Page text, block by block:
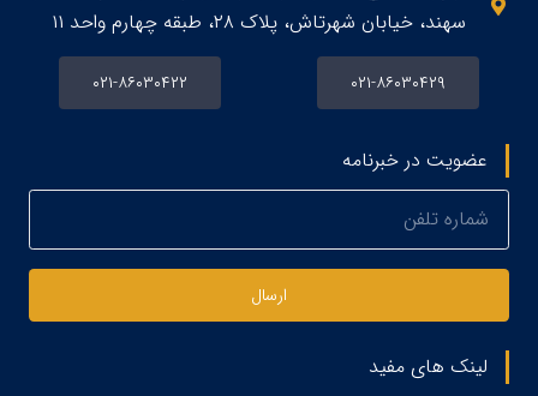
سهند، خیابان شهرتاش، پلاک ۲۸، طبقه چهارم واحد ۱۱
۰۲۱-۸۶۰۳۰۴۲۹ ۰۲۱-۸۶۰۳۰۴۲۲
عضویت در خبرنامه
ارسال
لینک های مفید